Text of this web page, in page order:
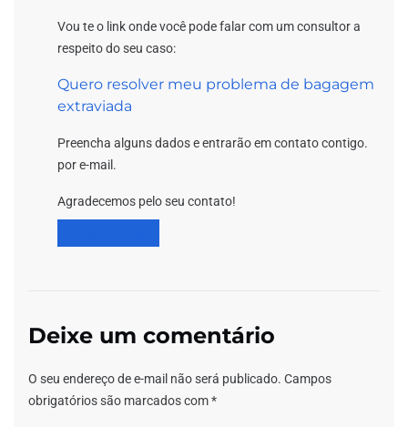
Vou te o link onde você pode falar com um consultor a
respeito do seu caso:
Quero resolver meu problema de bagagem
extraviada
Preencha alguns dados e entrarão em contato contigo.
por e-mail.
Agradecemos pelo seu contato!
Deixe um comentário
O seu endereço de e-mail não será publicado. Campos
obrigatórios são marcados com*